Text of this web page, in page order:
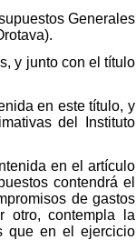
Generales
y junto con el título
en este título, y
del Instituto
en el artículo
contendrá el
de gastos
otro, contempla la
que en el ejercicio